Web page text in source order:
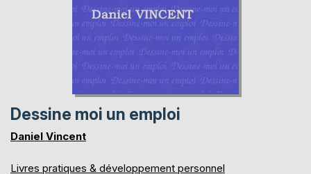
Dessine moi un emploi
Daniel Vincent
Livres pratiques & développement personnel